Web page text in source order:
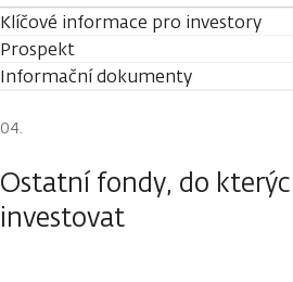
Klíčové informace pro investory
Prospekt
Informační dokumenty
Ostatní fondy, do
investovat